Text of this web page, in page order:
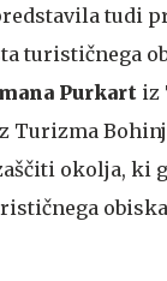
tudi
turističnega
Purkart iz
Turizma
okolja, ki